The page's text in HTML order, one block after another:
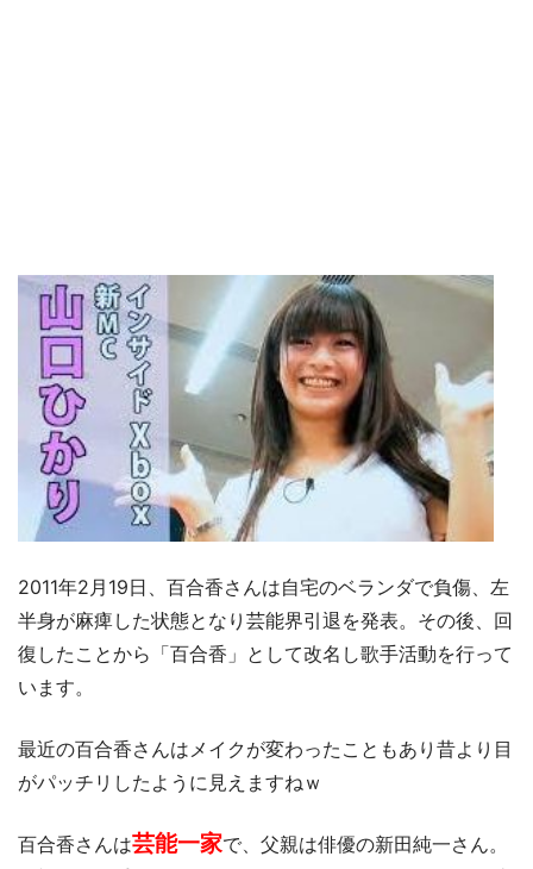
2011年2月19日、百合香さんは自宅のベランダで負傷、左
半身が麻痺した状態となり芸能界引退を発表。その後、回
復したことから「百合香」として改名し歌手活動を行って
います。
最近の百合香さんはメイクが変わったこともあり昔より目
がパッチリしたように見えますねｗ
百合香さんは芸能一家で、父親は俳優の新田純一さん。